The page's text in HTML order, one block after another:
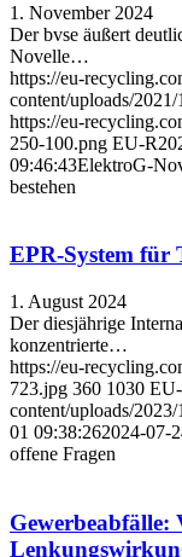
1. November 2024
Der bvse äußert
Novelle…
https://eu-
content/uploads/
https://eu-
250-100.png EU-R
09:46:43ElektroG-
bestehen
EPR-System für
1. August 2024
Der diesjährige
konzentrierte…
https://eu-
723.jpg 360 1030
content/uploads/
01 09:38:262024-07-
offene Fragen
Gewerbeabfälle: